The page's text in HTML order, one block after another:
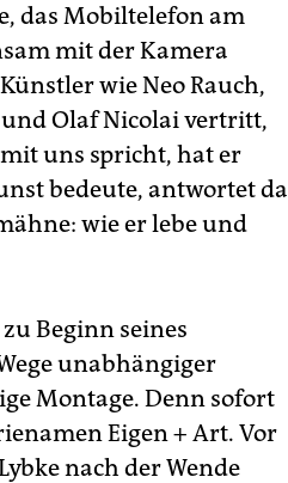
das Mobiltelefon am
mit der Kamera
wie Neo Rauch,
und Olaf Nicolai vertritt,
uns spricht, hat er
bedeute, antwortet da
wie er lebe und
Beginn seines
unabhängiger
Montage. Denn sofort
Eigen + Art. Vor
nach der Wende